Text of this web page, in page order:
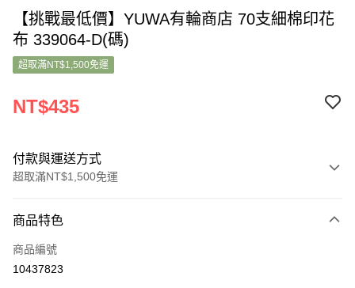
【挑戰最低價】YUWA有輪商店 70支細棉印花
布 339064-D(碼)
超取滿NT$1,500免運
NT$435
付款與運送方式
超取滿NT$1,500免運
信用卡一次付款
超商取貨付款
商品特色
商品編號
10437823